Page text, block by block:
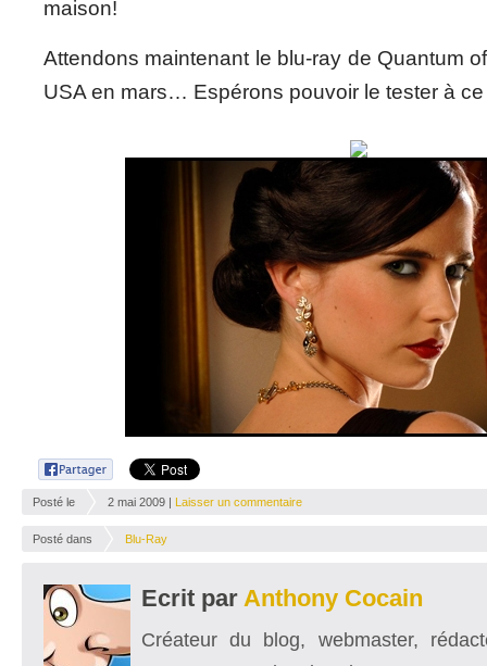
maison!
Attendons maintenant le blu-ray de Quantum
USA en mars… Espérons pouvoir le tester à
Posté le 2 mai 2009 | Laisser un commentaire
Posté dans Blu-Ray
Ecrit par Anthony Cocain
Créateur du blog, webmaster,